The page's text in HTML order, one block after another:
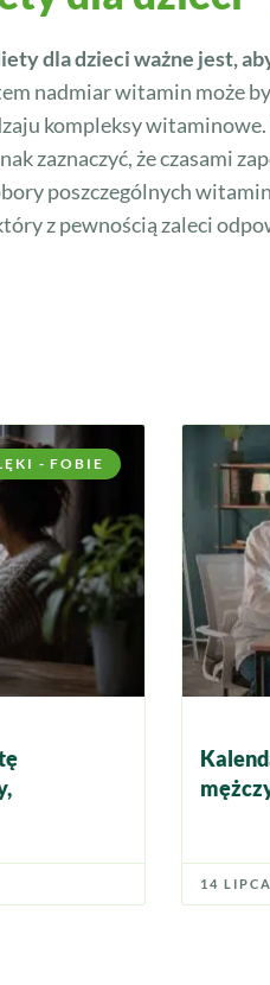
dla dzieci ważne jest,
nadmiar witamin
kompleksy witaminowe.
zaznaczyć, że czasami
poszczególnych
z pewnością zaleci
- FOBIE
14